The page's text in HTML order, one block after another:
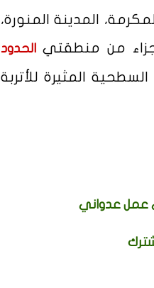
المدينة المنورة،
من منطقتيالحدود
المثيرة للأتربة
عمل عدواني